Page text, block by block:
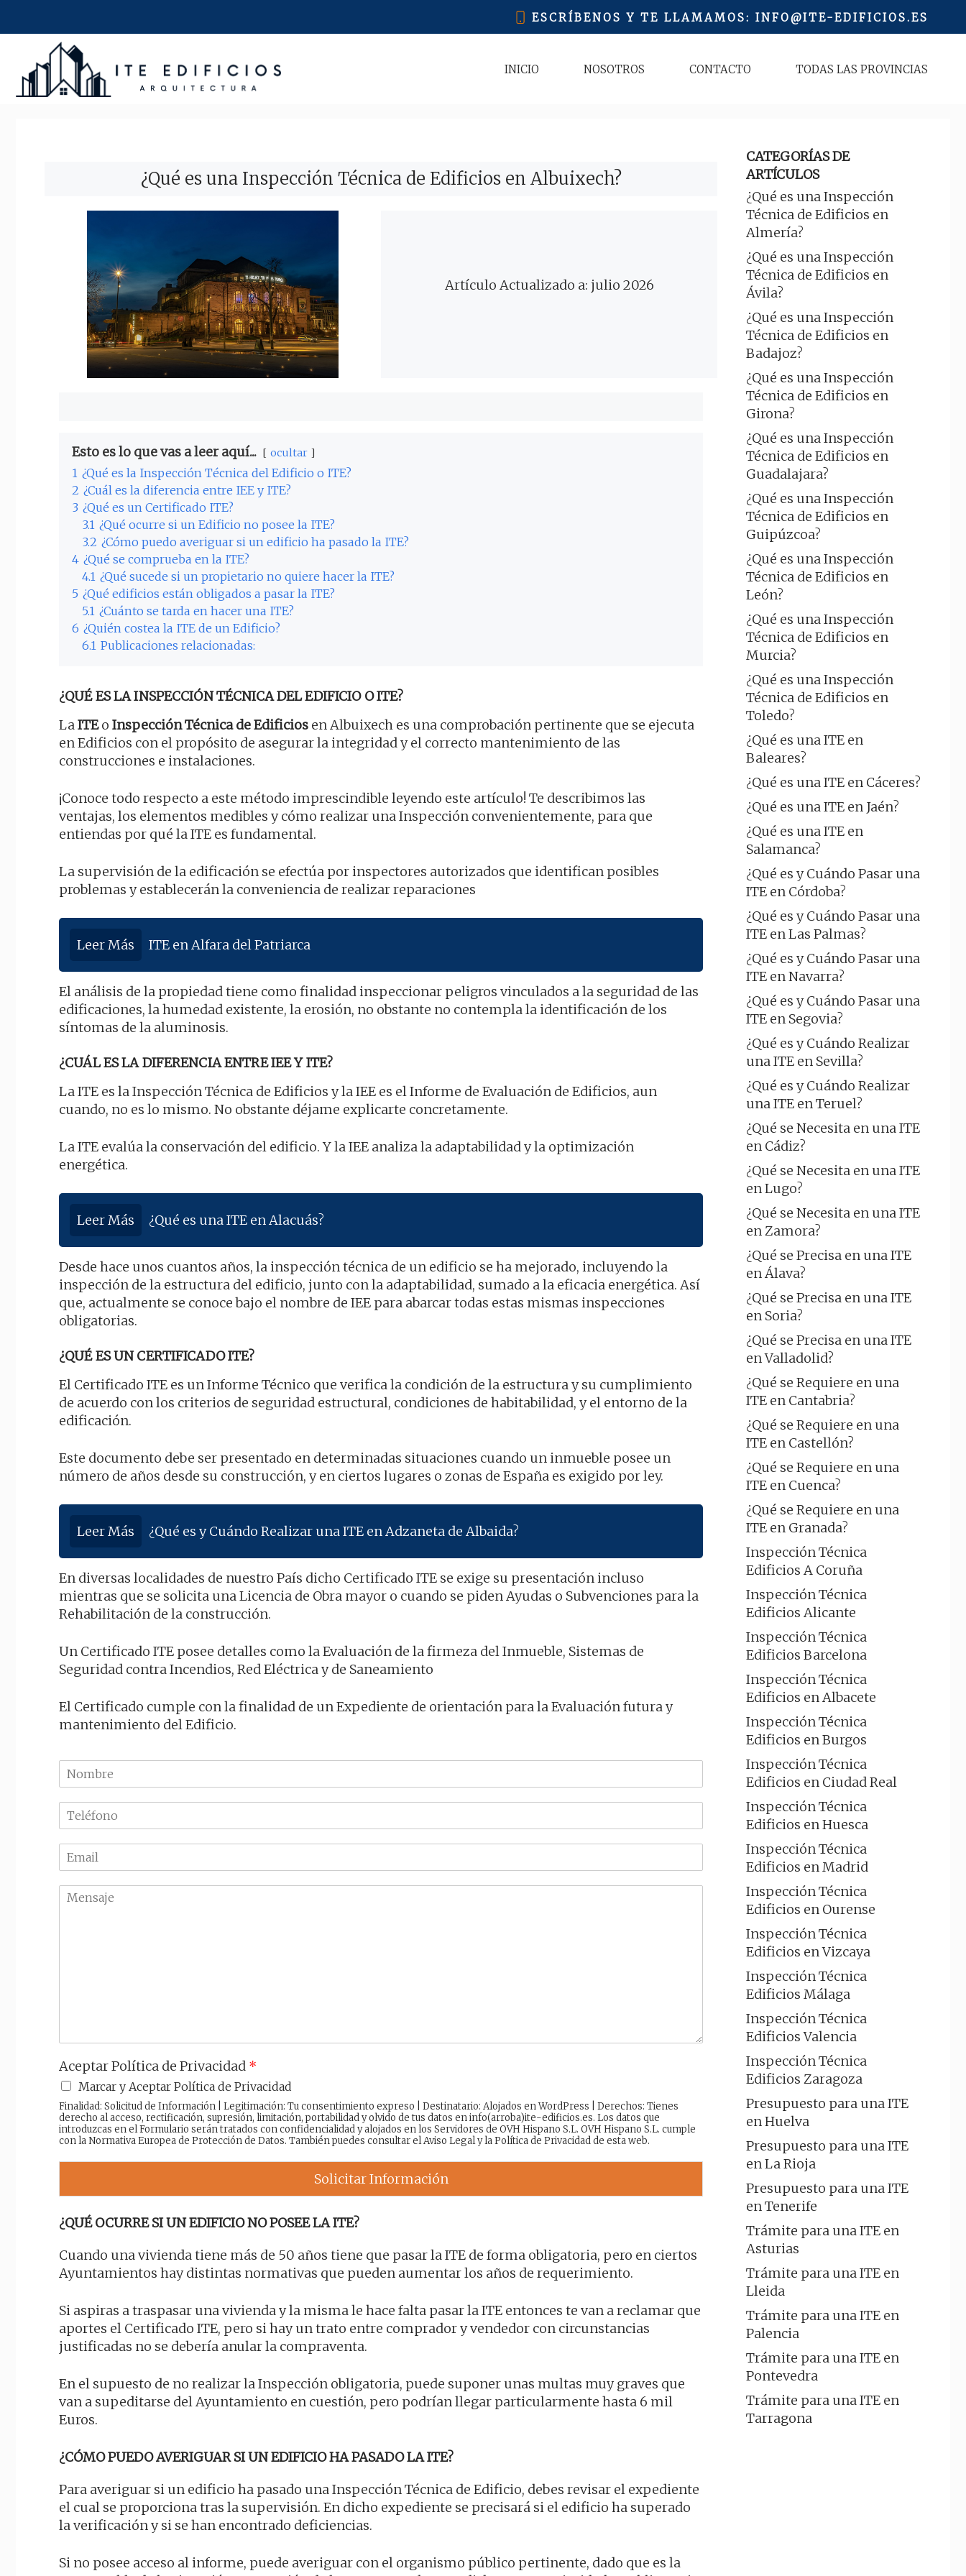
contenido
ESCRÍBENOS Y TE LLAMAMOS: INFO@ITE-EDIFICIOS.ES
INICIO NOSOTROS CONTACTO TODAS LAS PROVINCIAS
¿Qué es una Inspección Técnica de Edificios en Albuixech?
Artículo Actualizado a: julio 2026
Esto es lo que vas a leer aquí... ocultar
1 ¿Qué es la Inspección Técnica del Edificio o ITE?
2 ¿Cuál es la diferencia entre IEE y ITE?
3 ¿Qué es un Certificado ITE?
3.1 ¿Qué ocurre si un Edificio no posee la ITE?
3.2 ¿Cómo puedo averiguar si un edificio ha pasado la ITE?
4 ¿Qué se comprueba en la ITE?
4.1 ¿Qué sucede si un propietario no quiere hacer la ITE?
5 ¿Qué edificios están obligados a pasar la ITE?
5.1 ¿Cuánto se tarda en hacer una ITE?
6 ¿Quién costea la ITE de un Edificio?
6.1 Publicaciones relacionadas:
¿QUÉ ES LA INSPECCIÓN TÉCNICA DEL EDIFICIO O ITE?
LaITEo Inspección Técnica de Edificios en Albuixech es una comprobación pertinente que se ejecuta
en Edificios con el propósito de asegurar la integridad y el correcto mantenimiento de las
construcciones e instalaciones.
¡Conoce todo respecto a este método imprescindible leyendo este artículo! Te describimos las
ventajas, los elementos medibles y cómo realizar una Inspección convenientemente, para que
entiendas por qué la ITE es fundamental.
La supervisión de la edificación se efectúa por inspectores autorizados que identifican posibles
problemas y establecerán la conveniencia de realizar reparaciones
Leer Más ITE en Alfara del Patriarca
El análisis de la propiedad tiene como finalidad inspeccionar peligros vinculados a la seguridad de las
edificaciones, la humedad existente, la erosión, no obstante no contempla la identificación de los
síntomas de la aluminosis.
¿CUÁL ES LA DIFERENCIA ENTRE IEE Y ITE?
La ITE es la Inspección Técnica de Edificios y la IEE es el Informe de Evaluación de Edificios, aun
cuando, no es lo mismo. No obstante déjame explicarte concretamente.
La ITE evalúa la conservación del edificio. Y la IEE analiza la adaptabilidad y la optimización
energética.
Leer Más ¿Qué es una ITE en Alacuás?
Desde hace unos cuantos años, la inspección técnica de un edificio se ha mejorado, incluyendo la
inspección de la estructura del edificio, junto con la adaptabilidad, sumado a la eficacia energética. Así
que, actualmente se conoce bajo el nombre de IEE para abarcar todas estas mismas inspecciones
obligatorias.
¿QUÉ ES UN CERTIFICADO ITE?
El Certificado ITE es un Informe Técnico que verifica la condición de la estructura y su cumplimiento
de acuerdo con los criterios de seguridad estructural, condiciones de habitabilidad, y el entorno de la
edificación.
Este documento debe ser presentado en determinadas situaciones cuando un inmueble posee un
número de años desde su construcción, y en ciertos lugares o zonas de España es exigido por ley.
Leer Más ¿Qué es y Cuándo Realizar una ITE en Adzaneta de Albaida?
En diversas localidades de nuestro País dicho Certificado ITE se exige su presentación incluso
mientras que se solicita una Licencia de Obra mayor o cuando se piden Ayudas o Subvenciones para la
Rehabilitación de la construcción.
Un Certificado ITE posee detalles como la Evaluación de la firmeza del Inmueble, Sistemas de
Seguridad contra Incendios, Red Eléctrica y de Saneamiento
El Certificado cumple con la finalidad de un Expediente de orientación para la Evaluación futura y
mantenimiento del Edificio.
N
o
m
r
e
l
f
m
a
M
Aceptar Política de Privacidad *
Marcar y Aceptar Política de Privacidad
Finalidad: Solicitud de Información | Legitimación: Tu consentimiento expreso | Destinatario: Alojados en WordPress | Derechos: Tienes
derecho al acceso, rectificación, supresión, limitación, portabilidad y olvido de tus datos en info(arroba)ite-edificios.es. Los datos que
introduzcas en el Formulario serán tratados con confidencialidad y alojados en los Servidores de OVH Hispano S.L. OVH Hispano S.L. cumple
con la Normativa Europea de Protección de Datos. También puedes consultar elAviso Legaly laPolítica de Privacidadde esta web.
Solicitar Información
¿QUÉ OCURRE SI UN EDIFICIO NO POSEE LA ITE?
Cuando una vivienda tiene más de 50 años tiene que pasar la ITE de forma obligatoria, pero en ciertos
Ayuntamientos hay distintas normativas que pueden aumentar los años de requerimiento.
Si aspiras a traspasar una vivienda y la misma le hace falta pasar la ITE entonces te van a reclamar que
aportes el Certificado ITE, pero si hay un trato entre comprador y vendedor con circunstancias
justificadas no se debería anular la compraventa.
En el supuesto de no realizar la Inspección obligatoria, puede suponer unas multas muy graves que
van a supeditarse del Ayuntamiento en cuestión, pero podrían llegar particularmente hasta 6 mil
Euros.
¿CÓMO PUEDO AVERIGUAR SI UN EDIFICIO HA PASADO LA ITE?
Para averiguar si un edificio ha pasado una Inspección Técnica de Edificio, debes revisar el expediente
el cual se proporciona tras la supervisión. En dicho expediente se precisará si el edificio ha superado
la verificación y si se han encontrado deficiencias.
Si no posee acceso al informe, puede averiguar con el organismo público pertinente, dado que es la
CATEGORÍAS DE
ARTÍCULOS
¿Qué es una Inspección
Técnica de Edificios en
Almería?
¿Qué es una Inspección
Técnica de Edificios en
Ávila?
¿Qué es una Inspección
Técnica de Edificios en
Badajoz?
¿Qué es una Inspección
Técnica de Edificios en
Girona?
¿Qué es una Inspección
Técnica de Edificios en
Guadalajara?
¿Qué es una Inspección
Técnica de Edificios en
Guipúzcoa?
¿Qué es una Inspección
Técnica de Edificios en
León?
¿Qué es una Inspección
Técnica de Edificios en
Murcia?
¿Qué es una Inspección
Técnica de Edificios en
Toledo?
¿Qué es una ITE en
Baleares?
¿Qué es una ITE en Cáceres?
¿Qué es una ITE en Jaén?
¿Qué es una ITE en
Salamanca?
¿Qué es y Cuándo Pasar una
ITE en Córdoba?
¿Qué es y Cuándo Pasar una
ITE en Las Palmas?
¿Qué es y Cuándo Pasar una
ITE en Navarra?
¿Qué es y Cuándo Pasar una
ITE en Segovia?
¿Qué es y Cuándo Realizar
una ITE en Sevilla?
¿Qué es y Cuándo Realizar
una ITE en Teruel?
¿Qué se Necesita en una ITE
en Cádiz?
¿Qué se Necesita en una ITE
en Lugo?
¿Qué se Necesita en una ITE
en Zamora?
¿Qué se Precisa en una ITE
en Álava?
¿Qué se Precisa en una ITE
en Soria?
¿Qué se Precisa en una ITE
en Valladolid?
¿Qué se Requiere en una
ITE en Cantabria?
¿Qué se Requiere en una
ITE en Castellón?
¿Qué se Requiere en una
ITE en Cuenca?
¿Qué se Requiere en una
ITE en Granada?
Inspección Técnica
Edificios A Coruña
Inspección Técnica
Edificios Alicante
Inspección Técnica
Edificios Barcelona
Inspección Técnica
Edificios en Albacete
Inspección Técnica
Edificios en Burgos
Inspección Técnica
Edificios en Ciudad Real
Inspección Técnica
Edificios en Huesca
Inspección Técnica
Edificios en Madrid
Inspección Técnica
Edificios en Ourense
Inspección Técnica
Edificios en Vizcaya
Inspección Técnica
Edificios Málaga
Inspección Técnica
Edificios Valencia
Inspección Técnica
Edificios Zaragoza
Presupuesto para una ITE
en Huelva
Presupuesto para una ITE
en La Rioja
Presupuesto para una ITE
en Tenerife
Trámite para una ITE en
Asturias
Trámite para una ITE en
Lleida
Trámite para una ITE en
Palencia
Trámite para una ITE en
Pontevedra
Trámite para una ITE en
Tarragona